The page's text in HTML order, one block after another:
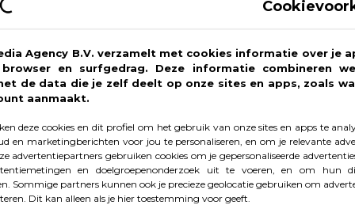
Agency B.V. verzamelt met cookies informatie over je
en surfgedrag. Deze informatie combineren
de data die je zelf deelt op onze sites en apps, zoals
aanmaakt.
deze cookies en dit profiel om het gebruik van onze sites en apps te
en marketingberichten voor jou te personaliseren, en om je relevante
advertentiepartners gebruiken cookies om je gepersonaliseerde
en doelgroepenonderzoek uit te voeren, en om hun
Sommige partners kunnen ook je precieze geolocatie gebruiken om
Dit kan alleen als je hier toestemming voor geeft.
wilt trainen. Je geeft een snoepje als hij zich goed
begrijpen wat hij moet doen en maakt de lessen
calorie-inname.
het dieet verrijken en de
wel dat je te vaak of te veel lekkers